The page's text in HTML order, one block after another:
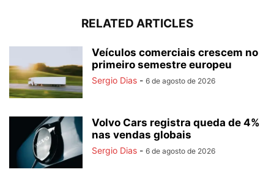
RELATED ARTICLES
Veículos comerciais crescem no
primeiro semestre europeu
Sergio Dias - 6 de agosto de 2026
Volvo Cars registra queda de 4%
nas vendas globais
Sergio Dias - 6 de agosto de 2026